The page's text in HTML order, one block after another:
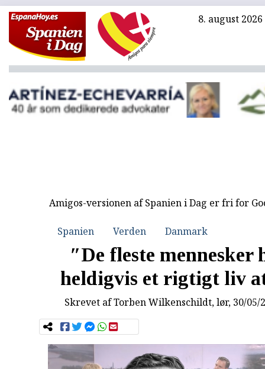
8. august 2026
Amigos-versionen af Spanien i Dag er fri for
Spanien Verden Danmark
″De fleste mennesker
heldigvis et rigtigt liv
Skrevet afTorben Wilkenschildt, lør, 30/05/